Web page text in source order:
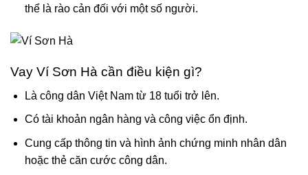
thể là rào cản đối với một số người.
Vay Ví Sơn Hà cần điều kiện gì?
Là công dân Việt Nam từ 18 tuổi trở lên.
Có tài khoản ngân hàng và công việc ổn định.
Cung cấp thông tin và hình ảnh chứng minh nhân dân
hoặc thẻ căn cước công dân.